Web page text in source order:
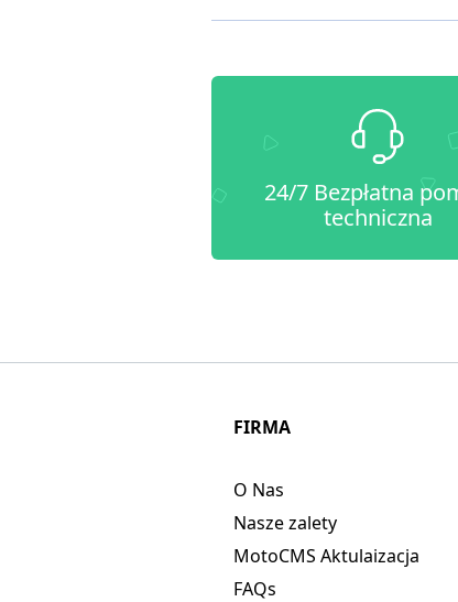
24/7 Bezpłatna
techniczna
FIRMA
O Nas
Nasze zalety
MotoCMS Aktulaizacja
FAQs